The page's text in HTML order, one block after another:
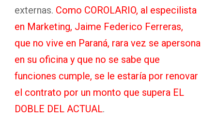
externas. Como COROLARIO, al especilista
en Marketing, Jaime Federico Ferreras,
que no vive en Paraná, rara vez se apersona
en su oficina y que no se sabe que
funciones cumple, se le estaría por renovar
el contrato por un monto que supera EL
DOBLE DEL ACTUAL.